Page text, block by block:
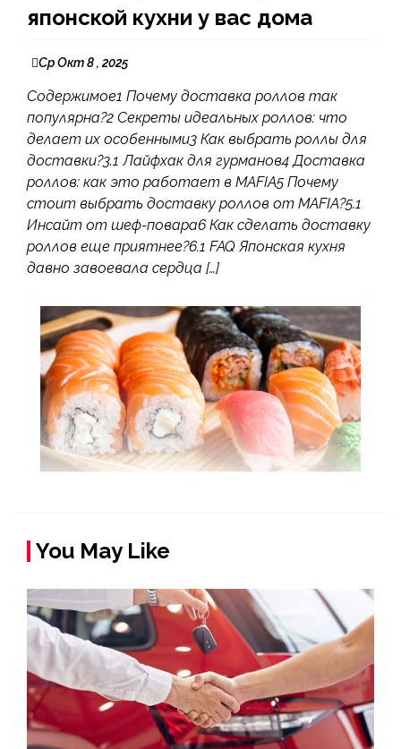
японской кухни у вас дома
Ср Окт 8 , 2025
Содержимое1 Почему доставка роллов так
популярна?2 Секреты идеальных роллов: что
делает их особенными3 Как выбрать роллы для
доставки?3.1 Лайфхак для гурманов4 Доставка
роллов: как это работает в MAFIA5 Почему
стоит выбрать доставку роллов от MAFIA?5.1
Инсайт от шеф-повара6 Как сделать доставку
роллов еще приятнее?6.1 FAQ Японская кухня
давно завоевала сердца […]
You May Like